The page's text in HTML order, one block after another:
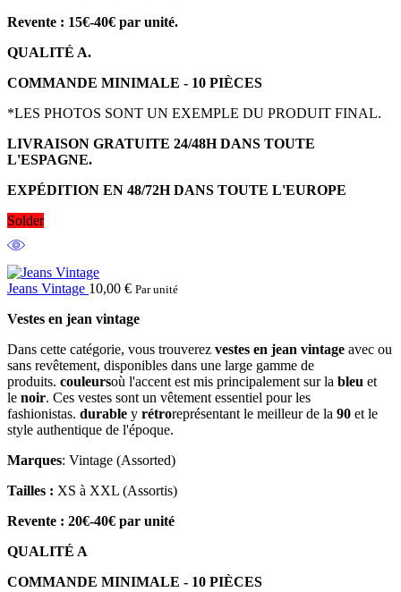
Revente : 15€-40€ par unité.
QUALITÉ A.
COMMANDE MINIMALE - 10 PIÈCES
*LES PHOTOS SONT UN EXEMPLE DU PRODUIT FINAL.
LIVRAISON GRATUITE 24/48H DANS TOUTE
L'ESPAGNE.
EXPÉDITION EN 48/72H DANS TOUTE L'EUROPE
Solder
Jeans Vintage 10,00 € Par unité
Vestes en jean vintage
Dans cette catégorie, vous trouverez vestes en jean vintage avec ou
sans revêtement, disponibles dans une large gamme de
produits. couleursoù l'accent est mis principalement sur la bleu et
le noir. Ces vestes sont un vêtement essentiel pour les
fashionistas. durable y rétroreprésentant le meilleur de la 90 et le
style authentique de l'époque.
Marques: Vintage (Assorted)
Tailles : XS à XXL (Assortis)
Revente : 20€-40€ par unité
QUALITÉ A
COMMANDE MINIMALE - 10 PIÈCES